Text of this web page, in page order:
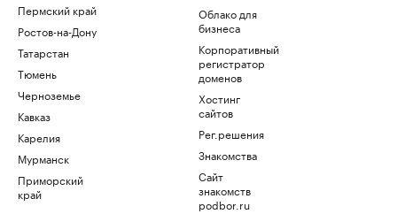
Пермский край
Ростов-на-Дону
Татарстан
Тюмень
Черноземье
Кавказ
Карелия
Мурманск
Приморский
край
Облако для
бизнеса
Корпоративный
регистратор
доменов
Хостинг
сайтов
Рег.решения
Знакомства
Сайт
знакомств
podbor.ru